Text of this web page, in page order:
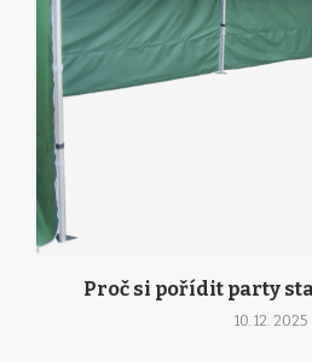
Proč si pořídit party
10. 12. 2025